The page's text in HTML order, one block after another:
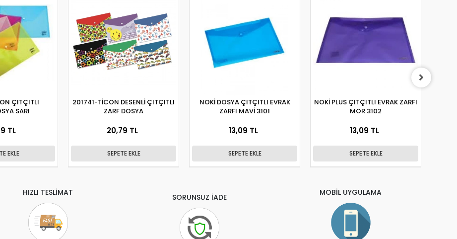
ÇITÇITLI
SARI
TL
EKLE
201741-TİCON DESENLİ ÇITÇITLI
ZARF DOSYA
20,79 TL
SEPETE EKLE
NOKİ DOSYA ÇITÇITLI EVRAK
ZARFI MAVİ 3101
13,09 TL
SEPETE EKLE
NOKİ PLUS ÇITÇITLI EVRAK ZARFI
MOR 3102
13,09 TL
SEPETE EKLE
HIZLI TESLİMAT SORUNSUZ İADE MOBİL UYGULAMA